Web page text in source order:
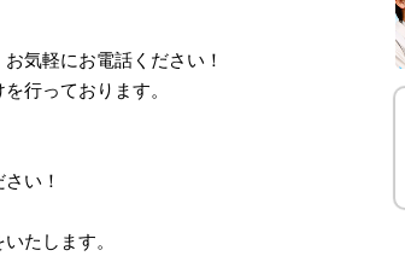
気軽にお電話ください！
行っております。
い！
たします。